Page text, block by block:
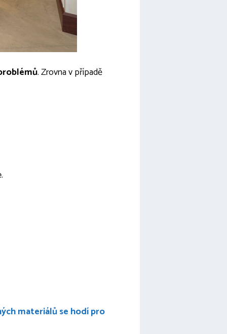
. Zrovna v případě
materiálů se hodí pro